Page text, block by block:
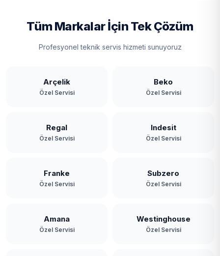
Üsküdar
Zeytinburnu
Tüm Markalar İçin Tek Çözüm
Profesyonel teknik servis hizmeti sunuyoruz
Arçelik
Özel Servisi
Beko
Özel Servisi
Regal
Özel Servisi
Indesit
Özel Servisi
Franke
Özel Servisi
Subzero
Özel Servisi
Amana
Özel Servisi
Westinghouse
Özel Servisi